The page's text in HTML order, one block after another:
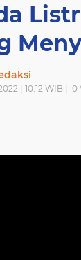
| 10.12 WIB | 0